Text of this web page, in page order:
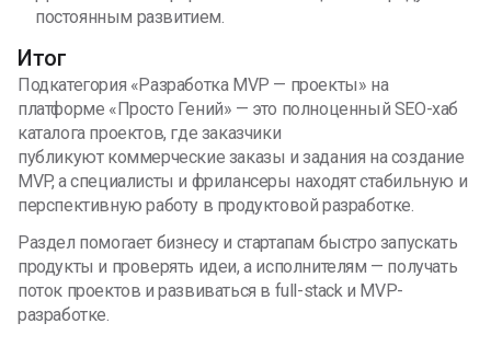
постоянным развитием.
Итог
Подкатегория «Разработка MVP — проекты» на
платформе «Просто Гений» — это полноценный SEO-хаб
каталога проектов, где заказчики
публикуют коммерческие заказы и задания на создание
MVP, а специалисты и фрилансеры находят стабильную и
перспективную работу в продуктовой разработке.
Раздел помогает бизнесу и стартапам быстро запускать
продукты и проверять идеи, а исполнителям — получать
поток проектов и развиваться в full-stack и MVP-
разработке.